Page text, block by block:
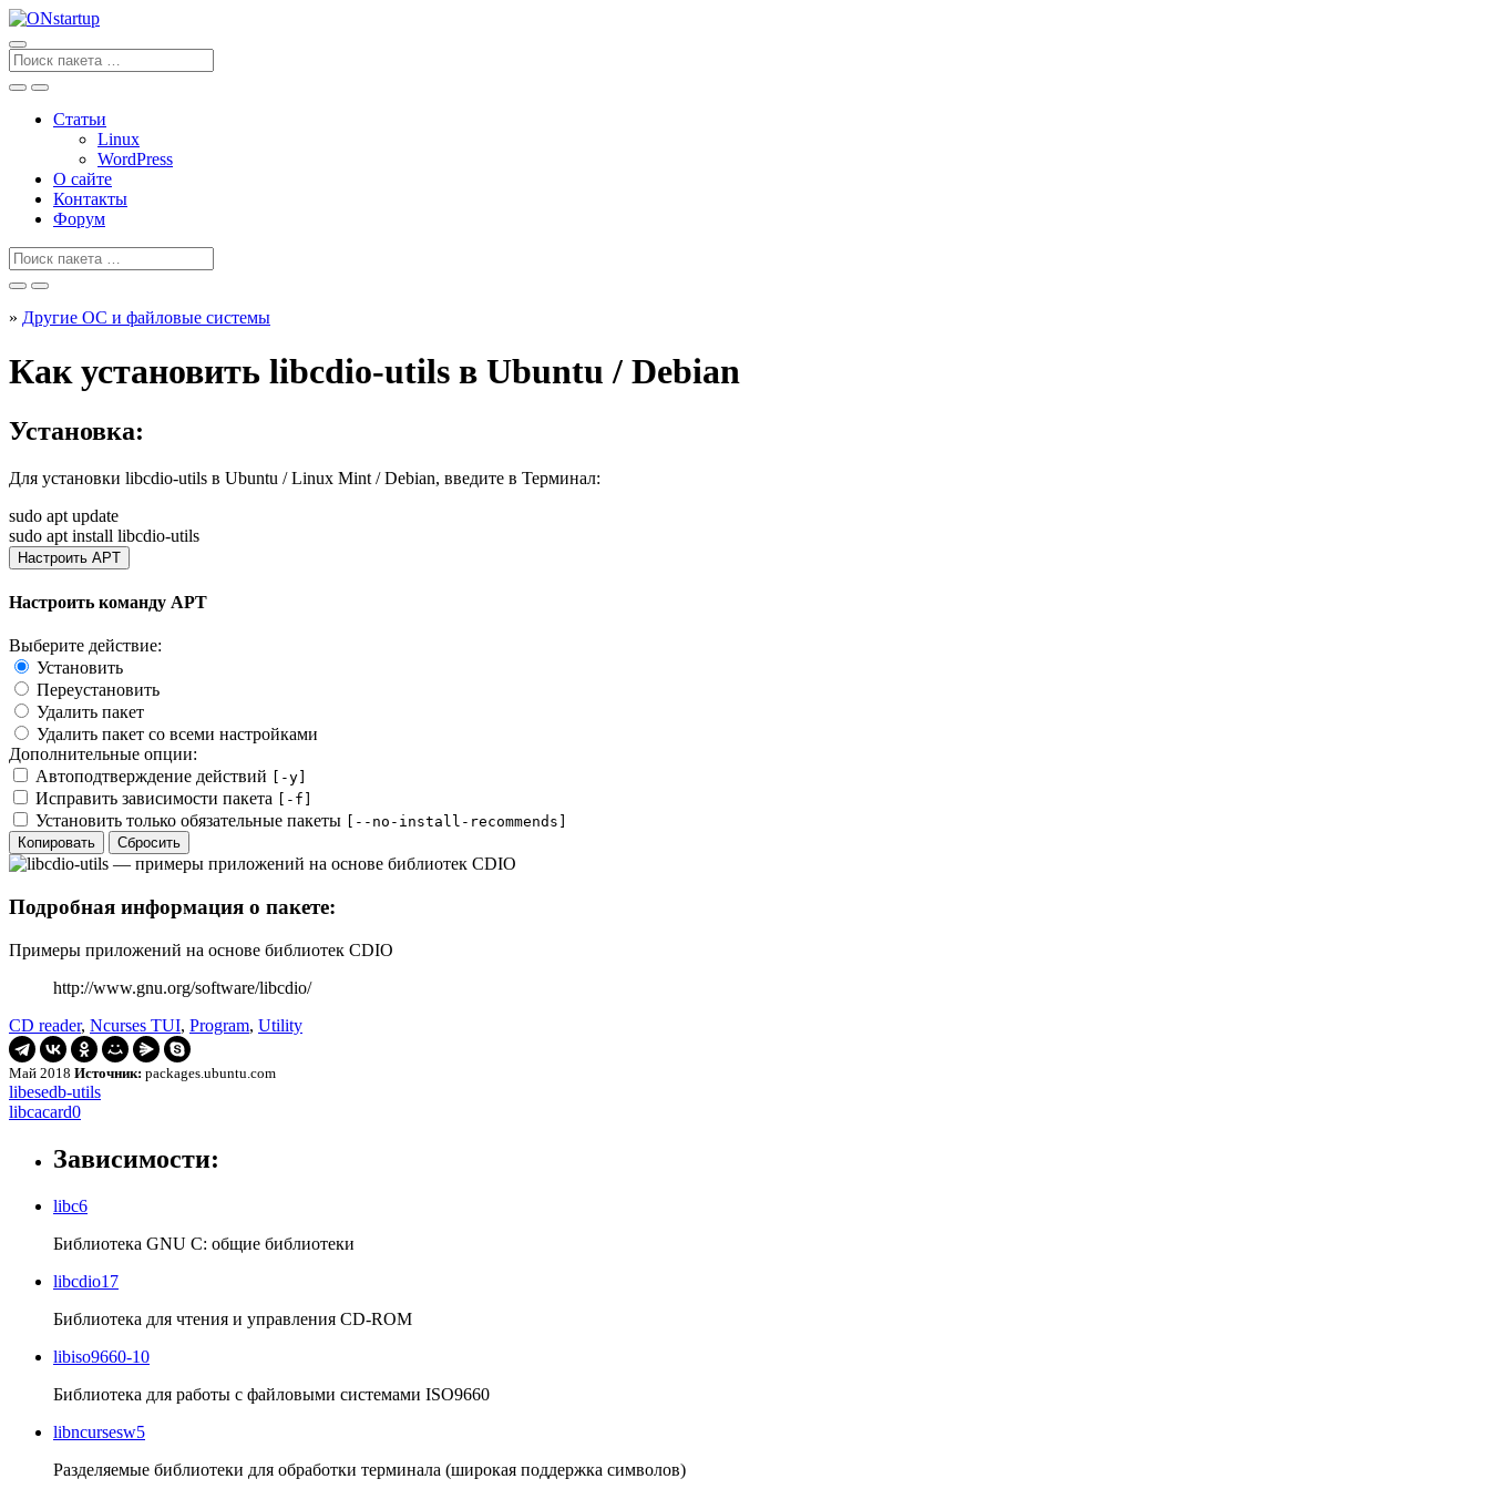
Перейти
к
содержанию
Поиск
для
Статьи
Linux
WordPress
О сайте
Контакты
Форум
Поиск
» Другие ОС и файловые системы
Как установить libcdio-utils в Ubuntu / Debian
Установка:
Для установки libcdio-utils в Ubuntu / Linux Mint / Debian, введите в Терминал:
sudo apt update
sudo apt install libcdio-utils
Настроить APT
Настроить команду APT
Выберите действие:
Установить
Переустановить
Удалить пакет
Удалить пакет со всеми настройками
Дополнительные опции:
Автоподтверждение действий
[-y]
Исправить зависимости пакета [-f]
Установить только обязательные пакеты
[--no-install-recommends]
Копировать
Сбросить
Подробная информация о пакете:
Примеры приложений на основе библиотек CDIO
http://www.gnu.org/software/libcdio/
CD reader, Ncurses TUI, Program, Utility
Май 2018 Источник: packages.ubuntu.com
Навигация
по
записям
libesedb-
utils
libesedb-utils
libcacard0
libcacard0
Зависимости:
libc6
Библиотека GNU C: общие библиотеки
libcdio17
Библиотека для чтения и управления CD-ROM
libiso9660-10
Библиотека для работы с файловыми системами ISO9660
libncursesw5
Разделяемые библиотеки для обработки терминала (широкая поддержка символов)